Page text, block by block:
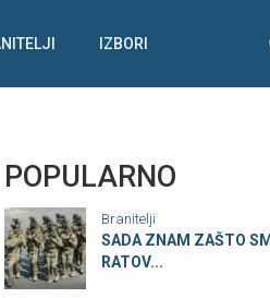
IZBORI
POPULARNO
Branitelji
SADA ZNAM ZAŠTO
RATOV...